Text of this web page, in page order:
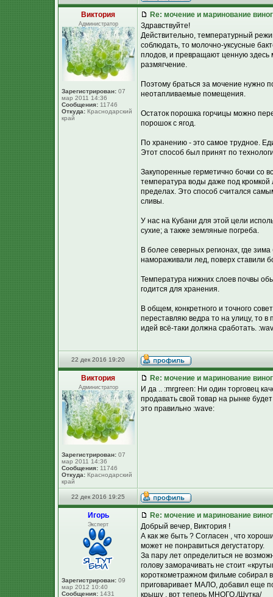
Виктория
Администратор
Зарегистрирован: 07
мар 2011 14:36
Сообщения: 11746
Откуда: Краснодарский
край
Re: мочение и маринование
Здравствуйте!
Действительно, температурный
соблюдать, то молочно-уксусные
плодов, и превращают ценную здесь
размягчение.
Поэтому браться за мочение нужно
неотапливаемые помещения.
Остаток порошка горчицы можно
порошок с ягод.
По хранению - это самое трудное.
Этот способ был принят по
Закупоренные герметично бочки со
температура воды даже под
пределах. Это способ считался
сливы.
У нас на Кубани для этой цели
сухие; а также земляные погреба.
В более северных регионах, где
намораживали лед, поверх ставили
Температура нижних слоев почвы
годится для хранения.
В общем, конкретного и точного
переставляю ведра то на улицу, то
идей всё-таки должна сработать.
22 дек 2016 19:20
Виктория
Администратор
Зарегистрирован: 07
мар 2011 14:36
Сообщения: 11746
Откуда: Краснодарский
край
Re: мочение и маринование
И да .. :mrgreen: Ни один торговец
продавать свой товар на рынке
это правильно :wave:
22 дек 2016 19:25
Игорь
Эксперт
Зарегистрирован: 09
мар 2012 10:40
Сообщения: 1431
Re: мочение и маринование
Добрый вечер, Виктория !
А как же быть ? Согласен , что
может не понравиться дегустатору.
За пару лет определиться не
голову заморачивать не стоит
короткометражном фильме собирал
приговаривает МАЛО, добавил еще
крышу , вот теперь МНОГО./Шутка/